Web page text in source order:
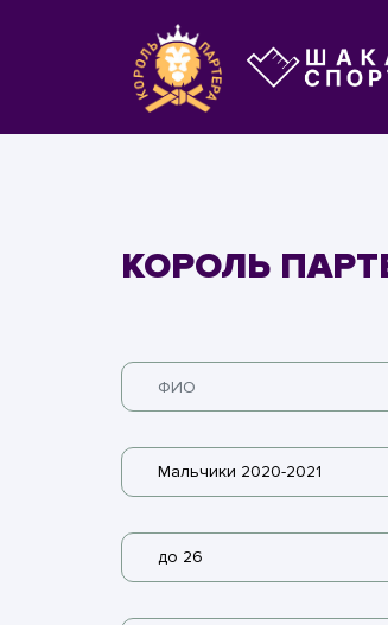
КОРОЛЬ
Мальчики 2020-2021
до 26